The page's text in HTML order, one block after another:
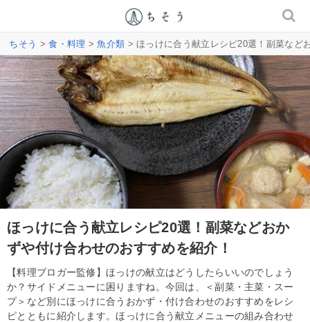
ちそう >食・料理 >魚介類 > ほっけに合う献立レシピ20選！副菜など
ほっけに合う献立レシピ20選！副菜などおか
ずや付け合わせのおすすめを紹介！
【料理ブロガー監修】ほっけの献立はどうしたらいいのでしょう
か？サイドメニューに困りますね。今回は、＜副菜・主菜・スー
プ＞など別にほっけに合うおかず・付け合わせのおすすめをレシ
ピとともに紹介します。ほっけに合う献立メニューの組み合わせ